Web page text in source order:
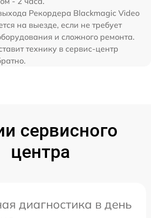
Рекордера Blackmagic Video
на выезде, если не требует
и сложного ремонта.
технику в сервис-центр
сервисного
центра
диагностика в день